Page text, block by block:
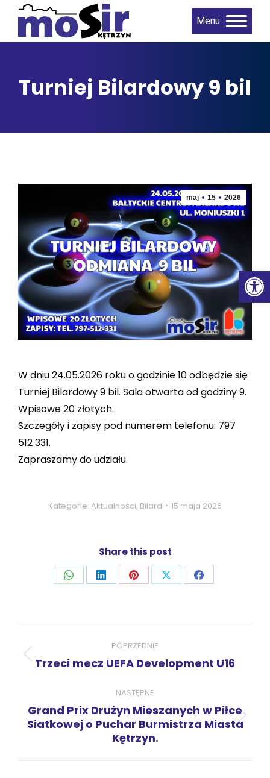
Menu
Turniej Bilardowy 9 bil
maj 15 2026
W dniu 24.05.2026 roku o godzinie 10 odbędzie się
Turniej Bilardowy 9 bil. Sala otwarta od godziny 9.
Wpisowe 20 złotych.
Szczegóły i zapisy pod numerem telefonu: 797
512 331.
Zapraszamy do udziału.
Kategorie: Aktualności, Bilard 15 maja 2026
Share this post
UdostępnijUdostępnijUdostępnijUdostępnijUdostępnij
wpisów
POPRZEDNIE
Poprzedni
Trzeci mecz UEFA Development U16
NASTĘPNE
Następny
wpis:
Grand Prix Drużyn Mieszanych w Piłce
Siatkowej o Puchar Burmistrza Miasta
Kętrzyn.